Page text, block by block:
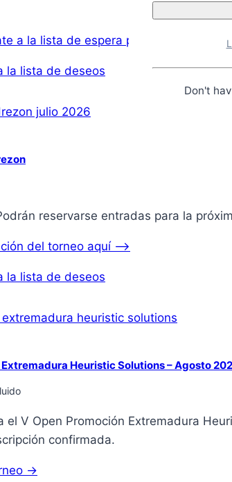
a la lista de espera para los
la lista de deseos
reservarse entradas para la
del torneo aquí –>
la lista de deseos
Heuristic Solutions – Agosto
el V Open Promoción Extremadura
confirmada.
→
Don't